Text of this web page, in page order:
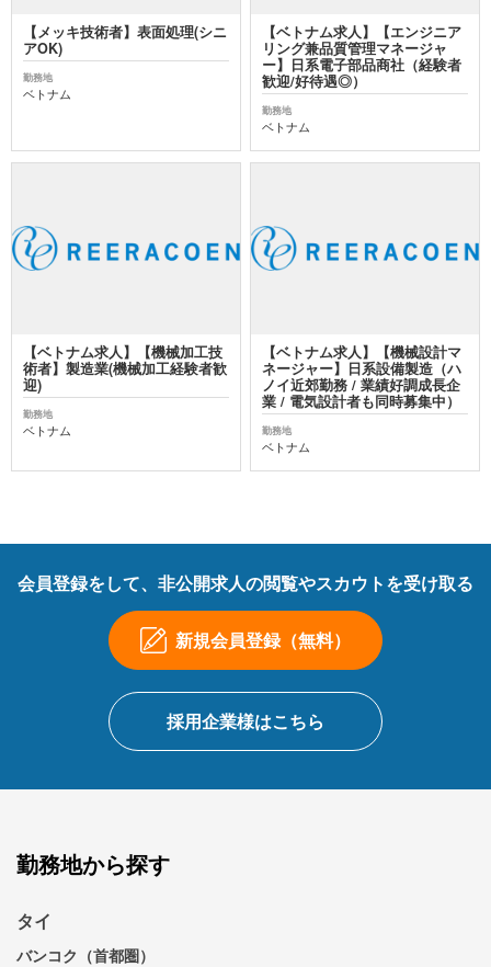
【メッキ技術者】表面処理(シニ
アOK)
勤務地
ベトナム
【ベトナム求人】【エンジニア
リング兼品質管理マネージャ
ー】日系電子部品商社（経験者
歓迎/好待遇◎）
勤務地
ベトナム
【ベトナム求人】【機械加工技
術者】製造業(機械加工経験者歓
迎)
勤務地
ベトナム
【ベトナム求人】【機械設計マ
ネージャー】日系設備製造（ハ
ノイ近郊勤務 / 業績好調成長企
業 / 電気設計者も同時募集中）
勤務地
ベトナム
会員登録をして、非公開求人の閲覧やスカウトを受け取る
新規会員登録（無料）
採用企業様はこちら
勤務地から探す
タイ
バンコク（首都圏）